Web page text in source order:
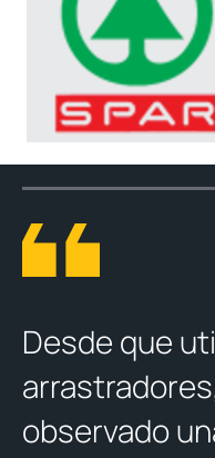
Desde que
observado